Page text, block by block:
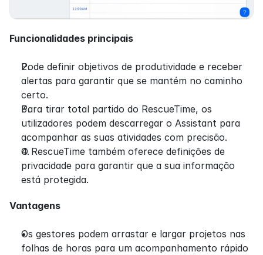
Funcionalidades principais
Pode definir objetivos de produtividade e receber
alertas para garantir que se mantém no caminho
certo.
Para tirar total partido do RescueTime, os
utilizadores podem descarregar o Assistant para
acompanhar as suas atividades com precisão.
O RescueTime também oferece definições de
privacidade para garantir que a sua informação
está protegida.
Vantagens
Os gestores podem arrastar e largar projetos nas
folhas de horas para um acompanhamento rápido